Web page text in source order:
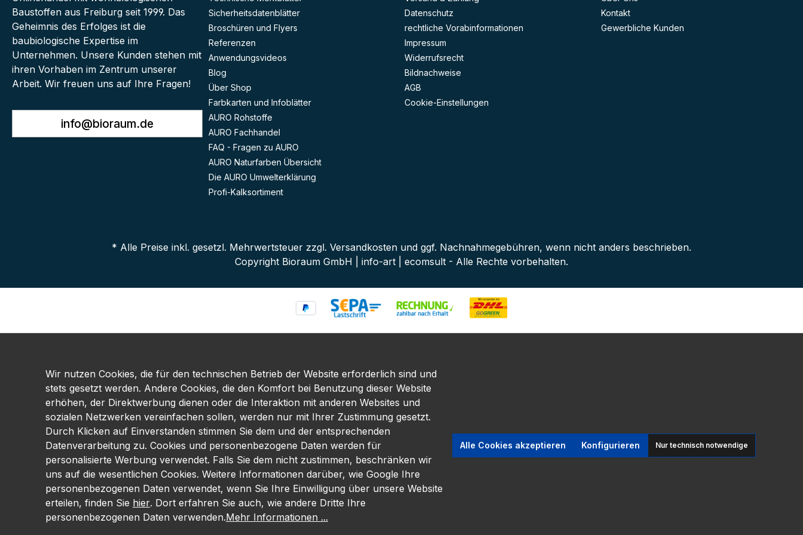
gleichmäßig abreiben, nach einigen Minuten
nachpolieren. Bei sehr empfindlichen Oberflächen an
unauffälliger Stelle Test durchführen.
Baustoffen aus Freiburg seit 1999. Das
Geheimnis des Erfolges ist die
baubiologische Expertise im
Unternehmen. Unsere Kunden stehen mit
ihren Vorhaben im Zentrum unserer
Arbeit. Wir freuen uns auf Ihre Fragen!
info@bioraum.de
Sicherheitsdatenblätter
Broschüren und Flyers
Referenzen
Anwendungsvideos
Blog
Über Shop
Farbkarten und Infoblätter
AURO Rohstoffe
AURO Fachhandel
FAQ - Fragen zu AURO
AURO Naturfarben Übersicht
Die AURO Umwelterklärung
Profi-Kalksortiment
Datenschutz
rechtliche Vorabinformationen
Impressum
Widerrufsrecht
Bildnachweise
AGB
Cookie-Einstellungen
Kontakt
Gewerbliche Kunden
* Alle Preise inkl. gesetzl. Mehrwertsteuer zzgl. Versandkosten und ggf. Nachnahmegebühren, wenn nicht anders beschrieben.
Copyright Bioraum GmbH | info-art | ecomsult - Alle Rechte vorbehalten.
Wir nutzen Cookies, die für den technischen Betrieb der Website erforderlich sind und
stets gesetzt werden. Andere Cookies, die den Komfort bei Benutzung dieser Website
erhöhen, der Direktwerbung dienen oder die Interaktion mit anderen Websites und
sozialen Netzwerken vereinfachen sollen, werden nur mit Ihrer Zustimmung gesetzt.
Durch Klicken auf Einverstanden stimmen Sie dem und der entsprechenden
Datenverarbeitung zu. Cookies und personenbezogene Daten werden für
personalisierte Werbung verwendet. Falls Sie dem nicht zustimmen, beschränken wir
uns auf die wesentlichen Cookies. Weitere Informationen darüber, wie Google Ihre
personenbezogenen Daten verwendet, wenn Sie Ihre Einwilligung über unsere Website
erteilen, finden Sie hier. Dort erfahren Sie auch, wie andere Dritte Ihre
personenbezogenen Daten verwenden.Mehr Informationen ...
Nur technisch notwendige
Konfigurieren
Alle Cookies akzeptieren